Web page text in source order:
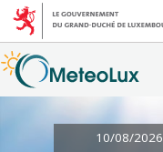
10/08/2026